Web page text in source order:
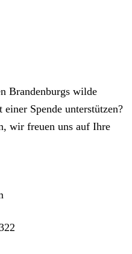
Brandenburgs wilde
Spende unterstützen?
wir freuen uns auf Ihre